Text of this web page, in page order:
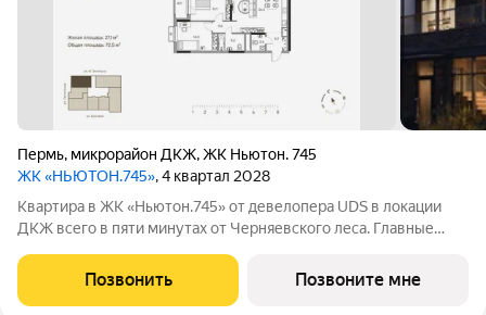
Пермь, микрорайон ДКЖ,ЖК Ньютон. 745
ЖК «НЬЮТОН.745», 4 квартал 2028
Квартира в ЖК «Ньютон.745» от девелопера UDS в локации
ДКЖ всего в пяти минутах от Черняевского леса. Главные
настоящее сердце квартиры. Здесь легко разместятся
полноценная кухня, большая
Позвонить Позвоните мне